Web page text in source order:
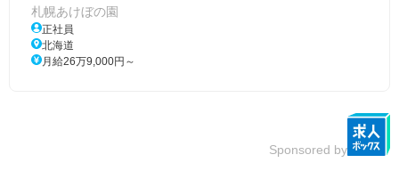
札幌あけぼの園
正社員
北海道
月給26万9,000円～
Sponsored by